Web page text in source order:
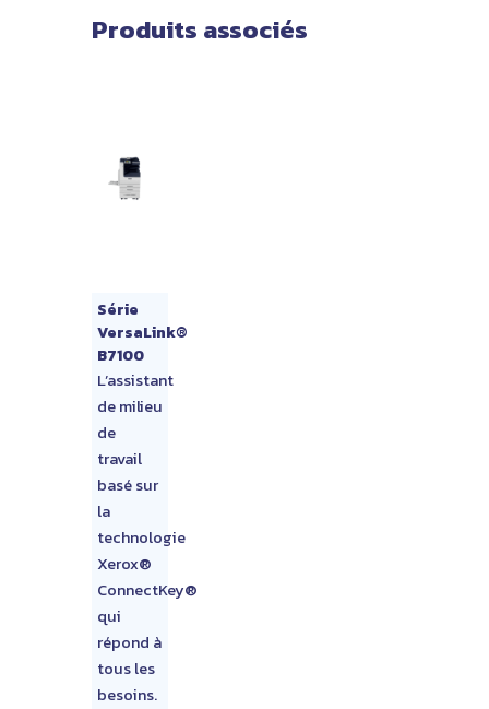
Produits associés
Série
VersaLink®
B7100
L’assistant
de milieu
de
travail
basé sur
la
technologie
Xerox®
ConnectKey®
qui
répond à
tous les
besoins.